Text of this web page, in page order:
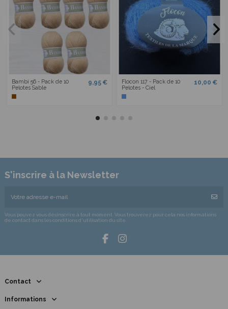
Bambi 56 - Pack de 10
Pelotes Sable
9,95 €
Flocon 117 - Pack de 10
Pelotes - Ciel
10,00 €
S'inscrire à la Newsletter
Vous pouvez vous désinscrire à tout moment. Vous trouverez pour cela nos informations
de contact dans les conditions d'utilisation du site.
Contact
Informations